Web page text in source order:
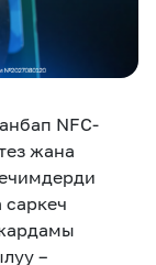
SIM жеткирүү
MEGAда иште
MegaKassa
NFC-
жана
саркеч
–